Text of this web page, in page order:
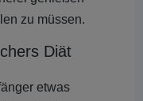
zu müssen.
Diät
etwas